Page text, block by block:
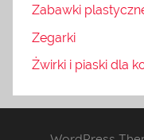
Zabawki
Zegarki
Żwirki i piaski dla